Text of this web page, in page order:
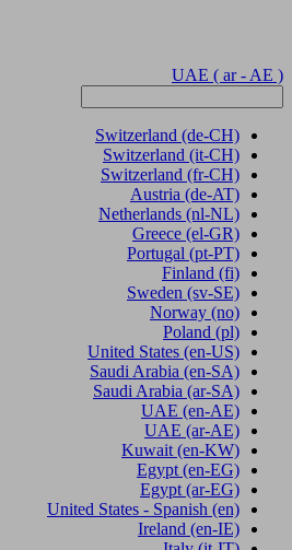
UAE ( ar - AE )
Switzerland (de-CH)
Switzerland (it-CH)
Switzerland (fr-CH)
Austria (de-AT)
Netherlands (nl-NL)
Greece (el-GR)
Portugal (pt-PT)
Finland (fi)
Sweden (sv-SE)
Norway (no)
Poland (pl)
United States (en-US)
Saudi Arabia (en-SA)
Saudi Arabia (ar-SA)
UAE (en-AE)
UAE (ar-AE)
Kuwait (en-KW)
Egypt (en-EG)
Egypt (ar-EG)
United States - Spanish (en)
Ireland (en-IE)